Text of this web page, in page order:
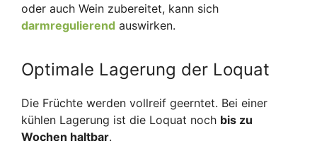
oder auch Wein zubereitet, kann sich
darmregulierend auswirken.
Optimale Lagerung der Loquat
Die Früchte werden vollreif geerntet. Bei einer
kühlen Lagerung ist die Loquat noch bis zu
Wochen haltbar.